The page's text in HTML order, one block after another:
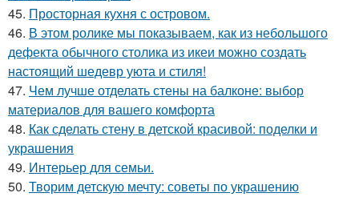
45. Просторная кухня с островом.
46. В этом ролике мы показываем, как из небольшого
дефекта обычного столика из икеи можно создать
настоящий шедевр уюта и стиля!
47. Чем лучше отделать стены на балконе: выбор
материалов для вашего комфорта
48. Как сделать стену в детской красивой: поделки и
украшения
49. Интерьер для семьи.
50. Творим детскую мечту: советы по украшению